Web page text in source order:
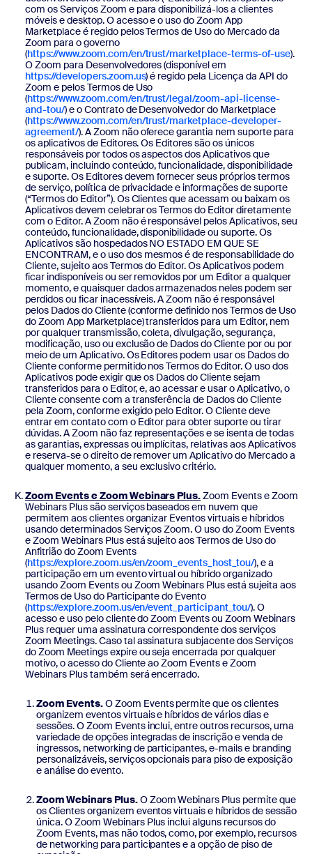
com os Serviços Zoom e para disponibilizá-los a clientes
móveis e desktop. O acesso e o uso do Zoom App
Marketplace é regido pelos Termos de Uso do Mercado da
Zoom para o governo
(https://www.zoom.com/en/trust/marketplace-terms-of-use).
O Zoom para Desenvolvedores (disponível em
https://developers.zoom.us) é regido pela Licença da API do
Zoom e pelos Termos de Uso
(https://www.zoom.com/en/trust/legal/zoom-api-license-
and-tou/) e o Contrato de Desenvolvedor do Marketplace
(https://www.zoom.com/en/trust/marketplace-developer-
agreement/). A Zoom não oferece garantia nem suporte para
os aplicativos de Editores. Os Editores são os únicos
responsáveis por todos os aspectos dos Aplicativos que
publicam, incluindo conteúdo, funcionalidade, disponibilidade
e suporte. Os Editores devem fornecer seus próprios termos
de serviço, política de privacidade e informações de suporte
(“Termos do Editor”). Os Clientes que acessam ou baixam os
Aplicativos devem celebrar os Termos do Editor diretamente
com o Editor. A Zoom não é responsável pelos Aplicativos, seu
conteúdo, funcionalidade, disponibilidade ou suporte. Os
Aplicativos são hospedados NO ESTADO EM QUE SE
ENCONTRAM, e o uso dos mesmos é de responsabilidade do
Cliente, sujeito aos Termos do Editor. Os Aplicativos podem
ficar indisponíveis ou ser removidos por um Editor a qualquer
momento, e quaisquer dados armazenados neles podem ser
perdidos ou ficar inacessíveis. A Zoom não é responsável
pelos Dados do Cliente (conforme definido nos Termos de Uso
do Zoom App Marketplace) transferidos para um Editor, nem
por qualquer transmissão, coleta, divulgação, segurança,
modificação, uso ou exclusão de Dados do Cliente por ou por
meio de um Aplicativo. Os Editores podem usar os Dados do
Cliente conforme permitido nos Termos do Editor. O uso dos
Aplicativos pode exigir que os Dados do Cliente sejam
transferidos para o Editor, e, ao acessar e usar o Aplicativo, o
Cliente consente com a transferência de Dados do Cliente
pela Zoom, conforme exigido pelo Editor. O Cliente deve
entrar em contato com o Editor para obter suporte ou tirar
dúvidas. A Zoom não faz representações e se isenta de todas
as garantias, expressas ou implícitas, relativas aos Aplicativos
e reserva-se o direito de remover um Aplicativo do Mercado a
qualquer momento, a seu exclusivo critério.
Zoom Events e Zoom Webinars Plus.Zoom Events e Zoom
Webinars Plus são serviços baseados em nuvem que
permitem aos clientes organizar Eventos virtuais e híbridos
usando determinados Serviços Zoom. O uso do Zoom Events
e Zoom Webinars Plus está sujeito aos Termos de Uso do
Anfitrião do Zoom Events
(https://explore.zoom.us/en/zoom_events_host_tou/), e a
participação em um evento virtual ou híbrido organizado
usando Zoom Events ou Zoom Webinars Plus está sujeita aos
Termos de Uso do Participante do Evento
(https://explore.zoom.us/en/event_participant_tou/). O
acesso e uso pelo cliente do Zoom Events ou Zoom Webinars
Plus requer uma assinatura correspondente dos serviços
Zoom Meetings. Caso tal assinatura subjacente dos Serviços
do Zoom Meetings expire ou seja encerrada por qualquer
motivo, o acesso do Cliente ao Zoom Events e Zoom
Webinars Plus também será encerrado.
Zoom Events.O Zoom Events permite que os clientes
organizem eventos virtuais e híbridos de vários dias e
sessões. O Zoom Events inclui, entre outros recursos, uma
variedade de opções integradas de inscrição e venda de
ingressos, networking de participantes, e-mails e branding
personalizáveis, serviços opcionais para piso de exposição
e análise do evento.
Zoom Webinars Plus.O Zoom Webinars Plus permite que
os Clientes organizem eventos virtuais e híbridos de sessão
única. O Zoom Webinars Plus inclui alguns recursos do
Zoom Events, mas não todos, como, por exemplo, recursos
de networking para participantes e a opção de piso de